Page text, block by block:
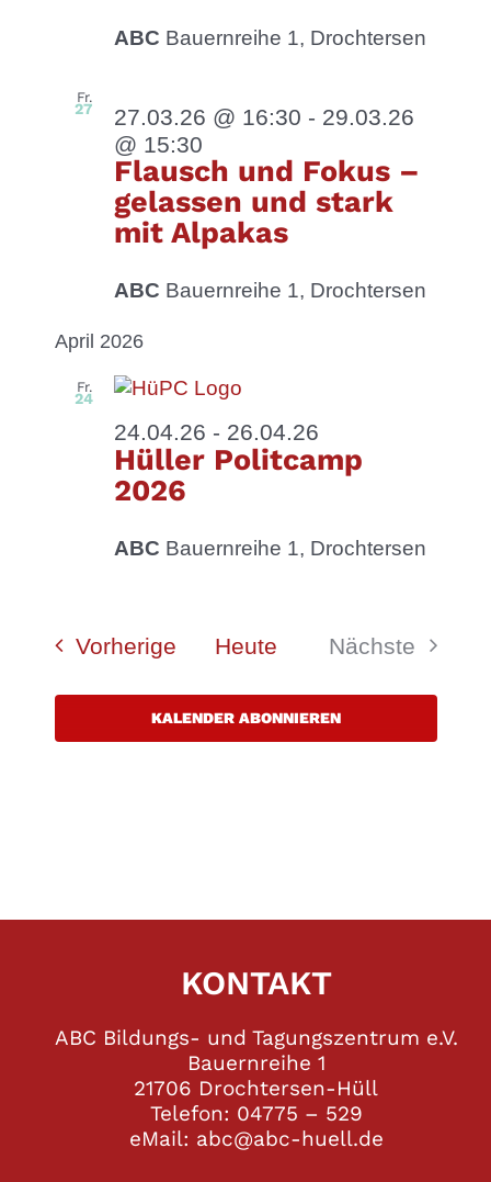
ABC Bauernreihe 1, Drochtersen
Fr.
27 27.03.26 @ 16:30 - 29.03.26
@ 15:30
Flausch und Fokus –
gelassen und stark
mit Alpakas
ABC Bauernreihe 1, Drochtersen
April 2026
Fr.
24
24.04.26 - 26.04.26
Hüller Politcamp
2026
ABC Bauernreihe 1, Drochtersen
Vorherige Veranstaltungen
Heute
Nächste
KALENDER ABONNIEREN
KONTAKT
ABC Bildungs- und Tagungszentrum e.V.
Bauernreihe 1
21706 Drochtersen-Hüll
Telefon: 04775 – 529
eMail: abc@abc-huell.de